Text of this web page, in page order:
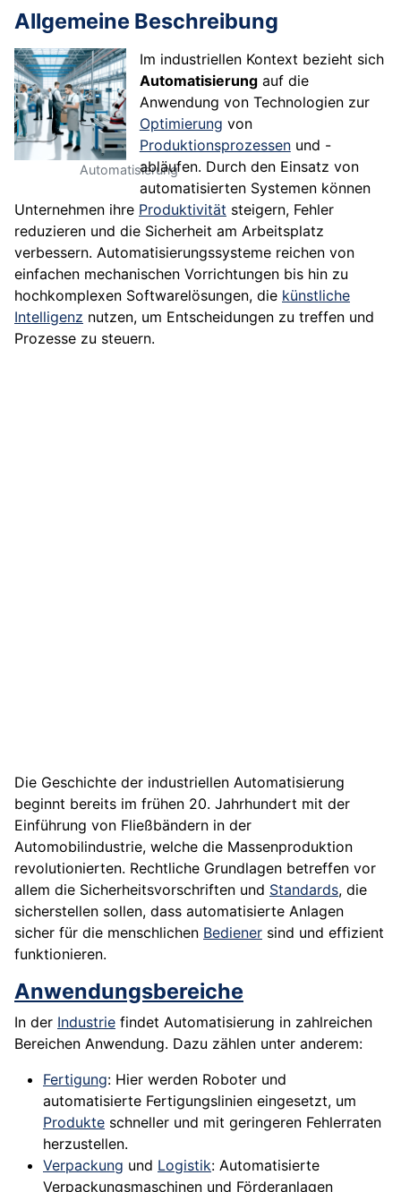
Allgemeine Beschreibung
Automatisierung
Im industriellen Kontext bezieht sich
Automatisierungauf die
Anwendung von Technologien zur
Optimierung von
Produktionsprozessenund -
abläufen. Durch den Einsatz von
automatisierten Systemen können
Unternehmen ihre Produktivität steigern, Fehler
reduzieren und die Sicherheit am Arbeitsplatz
verbessern. Automatisierungssysteme reichen von
einfachen mechanischen Vorrichtungen bis hin zu
hochkomplexen Softwarelösungen, die künstliche
Intelligenz nutzen, um Entscheidungen zu treffen und
Prozesse zu steuern.
Die Geschichte der industriellen Automatisierung
beginnt bereits im frühen 20. Jahrhundert mit der
Einführung von Fließbändern in der
Automobilindustrie, welche die Massenproduktion
revolutionierten. Rechtliche Grundlagen betreffen vor
allem die Sicherheitsvorschriften und Standards, die
sicherstellen sollen, dass automatisierte Anlagen
sicher für die menschlichen Bediener sind und effizient
funktionieren.
Anwendungsbereiche
In der Industrie findet Automatisierung in zahlreichen
Bereichen Anwendung. Dazu zählen unter anderem:
Fertigung: Hier werden Roboter und
automatisierte Fertigungslinien eingesetzt, um
Produkte schneller und mit geringeren Fehlerraten
herzustellen.
Verpackung und Logistik: Automatisierte
Verpackungsmaschinen und Förderanlagen